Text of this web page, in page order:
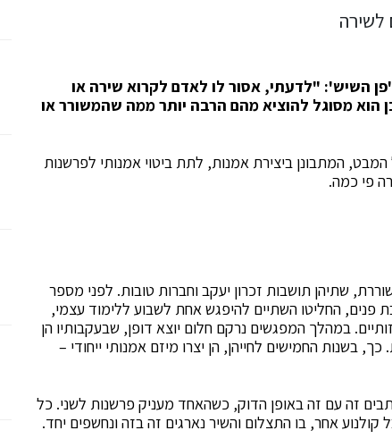
השיש': "לדעתי, אסור לו לאדם לקרוא שירה או
הוא מסוגל להוציא מהם הרבה יותר ממה שהמשורר או
המתבונן ביצירת אמנות, לתת ביטוי אמנותי לפרשנות
פי כמה.
שתיהן תושבות זכרון יעקב וחברות טובות. לפני מספר
פנים, החליטו השתיים להיפגש אחת לשבוע ללימוד עצמי,
במהלך המפגשים נרקם חלום יוצא דופן, שבעקבותיו הן
בשנות החמישים לחייהן, הן יצרו מיזם אמנותי ייחודי –
זה עם זה באופן הדוק, כשהאחד מעניק פרשנות לשני. כל
קולנוע אחר, בו התצלום והשיר נארגים זה בזה ונחשפים יחד.